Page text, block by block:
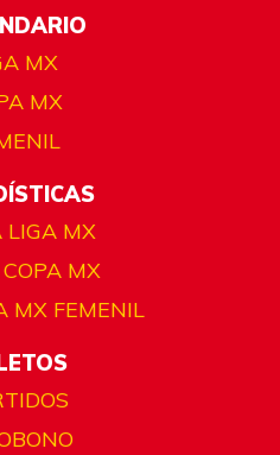
MX
MX
LIGA MX
MX
MX FEMENIL